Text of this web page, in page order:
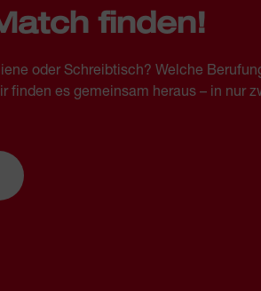
finden!
oder Schreibtisch? Welche
finden es gemeinsam heraus – in nur